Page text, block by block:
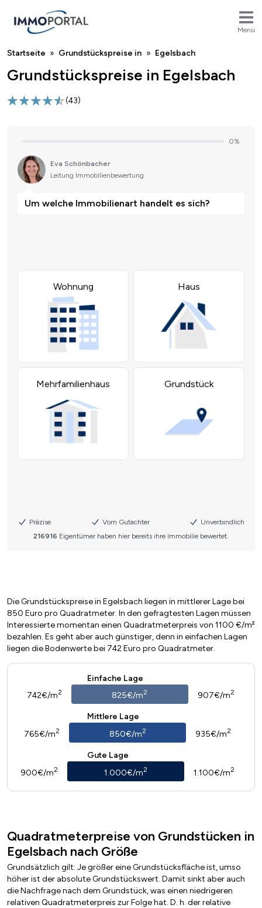
Menü
Breadcrumb
Startseite Grundstückspreise in Egelsbach
Grundstückspreise in Egelsbach
(43)
Die Grundstückspreise in Egelsbach liegen in mittlerer Lage bei
850 Euro pro Quadratmeter. In den gefragtesten Lagen müssen
Interessierte momentan einen Quadratmeterpreis von 1100 €/m²
bezahlen. Es geht aber auch günstiger, denn in einfachen Lagen
liegen die Bodenwerte bei 742 Euro pro Quadratmeter.
Einfache Lage
742€/m2 825€/m2 907€/m2
Mittlere Lage
765€/m2 850€/m2 935€/m2
Gute Lage
900€/m2 1.000€/m2 1.100€/m2
Quadratmeterpreise von Grundstücken in
Egelsbach nach Größe
Grundsätzlich gilt: Je größer eine Grundstücksfläche ist, umso
höher ist der absolute Grundstückswert. Damit sinkt aber auch
die Nachfrage nach dem Grundstück, was einen niedrigeren
relativen Quadratmeterpreis zur Folge hat. D. h. der relative